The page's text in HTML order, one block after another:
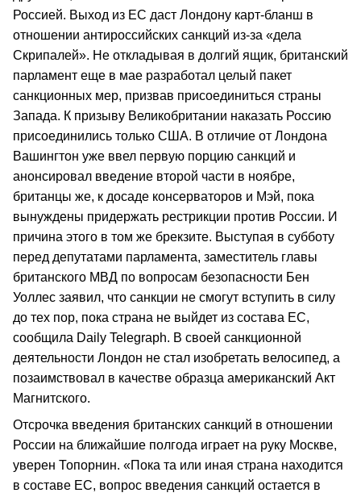
Россией. Выход из ЕС даст Лондону карт-бланш в
отношении антироссийских санкций из-за «дела
Скрипалей». Не откладывая в долгий ящик, британский
парламент еще в мае разработал целый пакет
санкционных мер, призвав присоединиться страны
Запада. К призыву Великобритании наказать Россию
присоединились только США. В отличие от Лондона
Вашингтон уже ввел первую порцию санкций и
анонсировал введение второй части в ноябре,
британцы же, к досаде консерваторов и Мэй, пока
вынуждены придержать рестрикции против России. И
причина этого в том же брекзите. Выступая в субботу
перед депутатами парламента, заместитель главы
британского МВД по вопросам безопасности Бен
Уоллес заявил, что санкции не смогут вступить в силу
до тех пор, пока страна не выйдет из состава ЕС,
сообщила Daily Telegraph. В своей санкционной
деятельности Лондон не стал изобретать велосипед, а
позаимствовал в качестве образца американский Акт
Магнитского.
Отсрочка введения британских санкций в отношении
России на ближайшие полгода играет на руку Москве,
уверен Топорнин. «Пока та или иная страна находится
в составе ЕС, вопрос введения санкций остается в